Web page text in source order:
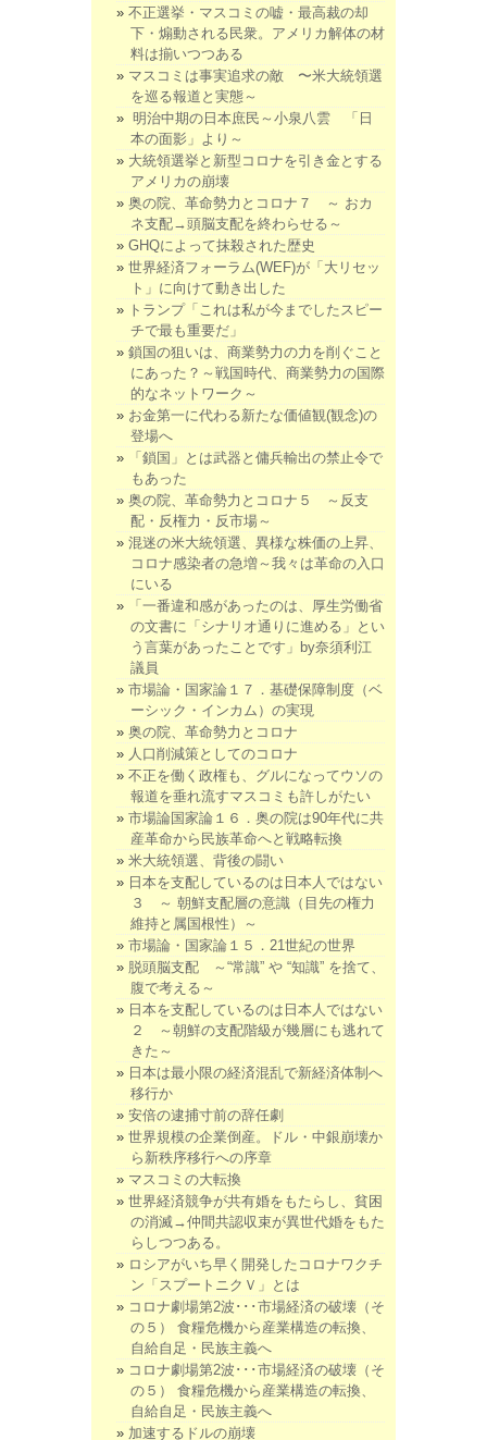
不正選挙・マスコミの嘘・最高裁の却
下・煽動される民衆。アメリカ解体の材
料は揃いつつある
マスコミは事実追求の敵 〜米大統領選
を巡る報道と実態～
明治中期の日本庶民～小泉八雲 「日
本の面影」より～
大統領選挙と新型コロナを引き金とする
アメリカの崩壊
奥の院、革命勢力とコロナ７ ～ おカ
ネ支配→頭脳支配を終わらせる～
GHQによって抹殺された歴史
世界経済フォーラム(WEF)が「大リセッ
ト」に向けて動き出した
トランプ「これは私が今までしたスピー
チで最も重要だ」
鎖国の狙いは、商業勢力の力を削ぐこと
にあった？～戦国時代、商業勢力の国際
的なネットワーク～
お金第一に代わる新たな価値観(観念)の
登場へ
「鎖国」とは武器と傭兵輸出の禁止令で
もあった
奥の院、革命勢力とコロナ５ ～反支
配・反権力・反市場～
混迷の米大統領選、異様な株価の上昇、
コロナ感染者の急増～我々は革命の入口
にいる
「一番違和感があったのは、厚生労働省
の文書に「シナリオ通りに進める」とい
う言葉があったことです」by奈須利江
議員
市場論・国家論１７．基礎保障制度（ベ
ーシック・インカム）の実現
奥の院、革命勢力とコロナ
人口削減策としてのコロナ
不正を働く政権も、グルになってウソの
報道を垂れ流すマスコミも許しがたい
市場論国家論１６．奥の院は90年代に共
産革命から民族革命へと戦略転換
米大統領選、背後の闘い
日本を支配しているのは日本人ではない
３ ～ 朝鮮支配層の意識（目先の権力
維持と属国根性）～
市場論・国家論１５．21世紀の世界
脱頭脳支配 ～“常識” や “知識” を捨て、
腹で考える～
日本を支配しているのは日本人ではない
２ ～朝鮮の支配階級が幾層にも逃れて
きた～
日本は最小限の経済混乱で新経済体制へ
移行か
安倍の逮捕寸前の辞任劇
世界規模の企業倒産。ドル・中銀崩壊か
ら新秩序移行への序章
マスコミの大転換
世界経済競争が共有婚をもたらし、貧困
の消滅→仲間共認収束が異世代婚をもた
らしつつある。
ロシアがいち早く開発したコロナワクチ
ン「スプートニクＶ」とは
コロナ劇場第2波･･･市場経済の破壊（そ
の５） 食糧危機から産業構造の転換、
自給自足・民族主義へ
コロナ劇場第2波･･･市場経済の破壊（そ
の５） 食糧危機から産業構造の転換、
自給自足・民族主義へ
加速するドルの崩壊